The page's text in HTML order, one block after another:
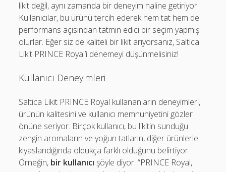
likit değil, aynı zamanda bir deneyim haline getiriyor.
Kullanıcılar, bu ürünü tercih ederek hem tat hem de
performans açısından tatmin edici bir seçim yapmış
olurlar. Eğer siz de kaliteli bir likit arıyorsanız, Saltica
Likit PRINCE Royal’i denemeyi düşünmelisiniz!
Kullanıcı Deneyimleri
Saltica Likit PRINCE Royal kullananların deneyimleri,
ürünün kalitesini ve kullanıcı memnuniyetini gözler
önüne seriyor. Birçok kullanıcı, bu likitin sunduğu
zengin aromaların ve yoğun tatların, diğer ürünlerle
kıyaslandığında oldukça farklı olduğunu belirtiyor.
Örneğin, bir kullanıcı şöyle diyor: “PRINCE Royal,